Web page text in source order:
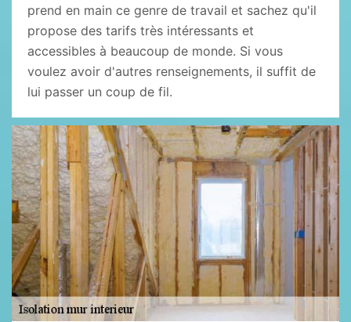
prend en main ce genre de travail et sachez qu'il
propose des tarifs très intéressants et
accessibles à beaucoup de monde. Si vous
voulez avoir d'autres renseignements, il suffit de
lui passer un coup de fil.